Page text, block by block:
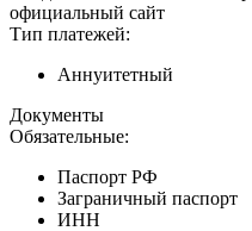
официальный сайт
Тип платежей:
Аннуитетный
Документы
Обязательные:
Паспорт РФ
Заграничный паспорт
ИНН